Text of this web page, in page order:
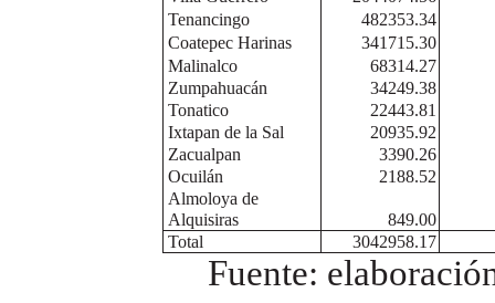
Tenancingo
482353.34
Coatepec Harinas
341715.30
Malinalco
68314.27
Zumpahuacán
34249.38
Tonatico
22443.81
Ixtapan de la Sal
20935.92
Zacualpan
3390.26
Ocuilán
2188.52
Almoloya de
Alquisiras
849.00
Total
3042958.17
Fuente: